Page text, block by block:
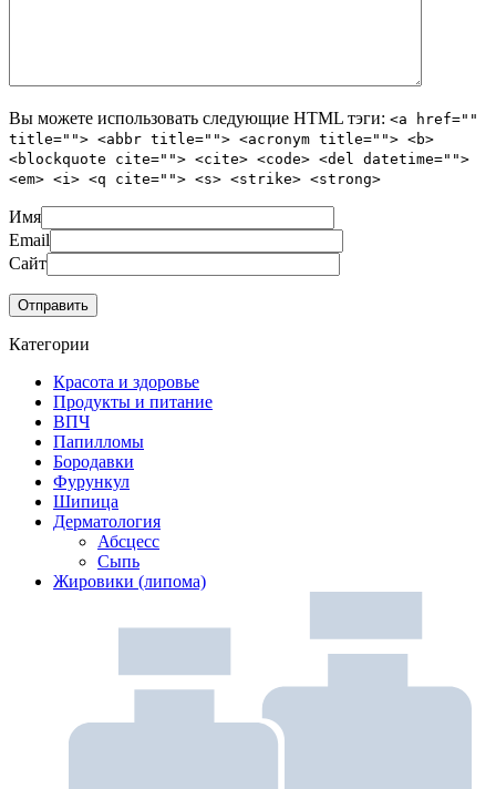
Вы можете использовать следующие HTML тэги: <a href=""
title=""> <abbr title=""> <acronym title=""> <b>
<blockquote cite=""> <cite> <code> <del datetime="">
<em> <i> <q cite=""> <s> <strike> <strong>
Имя
Email
Сайт
Категории
Красота и здоровье
Продукты и питание
ВПЧ
Папилломы
Бородавки
Фурункул
Шипица
Дерматология
Абсцесс
Сыпь
Жировики (липома)